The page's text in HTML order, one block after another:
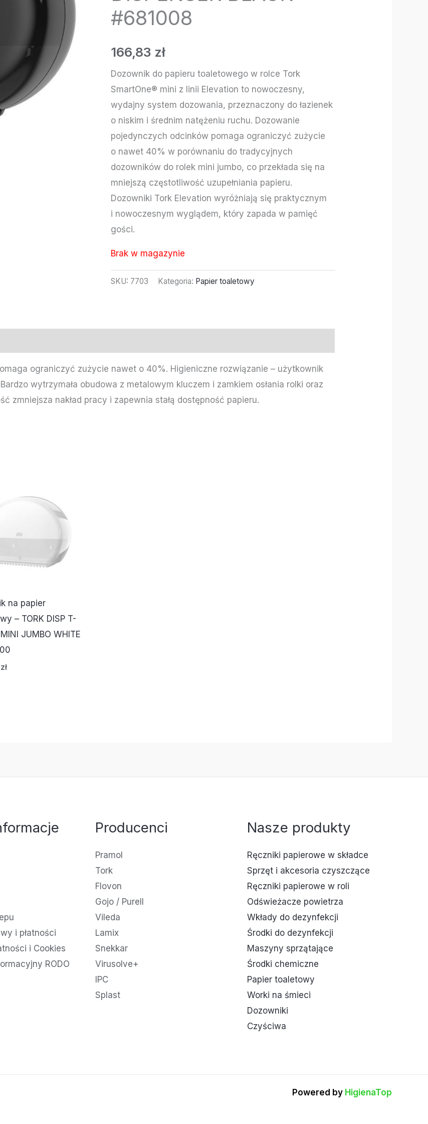
#681008
166,83 zł
Dozownik do papieru toaletowego w rolce Tork
SmartOne® mini z linii Elevation to nowoczesny,
wydajny system dozowania, przeznaczony do łazienek
o niskim i średnim natężeniu ruchu. Dozowanie
pojedynczych odcinków pomaga ograniczyć zużycie
o nawet 40% w porównaniu do tradycyjnych
dozowników do rolek mini jumbo, co przekłada się na
mniejszą częstotliwość uzupełniania papieru.
Dozowniki Tork Elevation wyróżniają się praktycznym
i nowoczesnym wyglądem, który zapada w pamięć
gości.
Brak w magazynie
SKU: 7703 Kategoria: Papier toaletowy
ograniczyć zużycie nawet o 40%. Higieniczne rozwiązanie – użytkownik
wytrzymała obudowa z metalowym kluczem i zamkiem osłania rolki oraz
zmniejsza nakład pracy i zapewnia stałą dostępność papieru.
na papier
– TORK DISP T-
MINI JUMBO WHITE
zł
i płatności
i Cookies
RODO
Producenci
Pramol
Tork
Flovon
Gojo / Purell
Vileda
Lamix
Snekkar
Virusolve+
IPC
Splast
Nasze produkty
Ręczniki papierowe w składce
Sprzęt i akcesoria czyszczące
Ręczniki papierowe w roli
Odświeżacze powietrza
Wkłady do dezynfekcji
Środki do dezynfekcji
Maszyny sprzątające
Środki chemiczne
Papier toaletowy
Worki na śmieci
Dozowniki
Czyściwa
Powered by HigienaTop